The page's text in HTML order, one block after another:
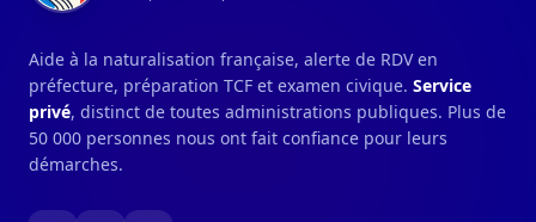
Aide à la naturalisation française, alerte de RDV en
préfecture, préparation TCF et examen civique. Service
privé, distinct de toutes administrations publiques. Plus de
50 000 personnes nous ont fait confiance pour leurs
démarches.